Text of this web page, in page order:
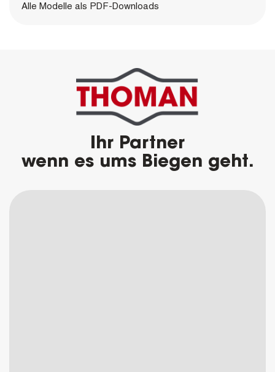
Alle Modelle als PDF-Downloads
Ihr Partner
wenn es ums Biegen geht.